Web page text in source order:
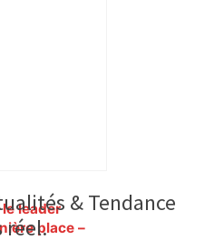
leader
place –
& Tendance
réel.